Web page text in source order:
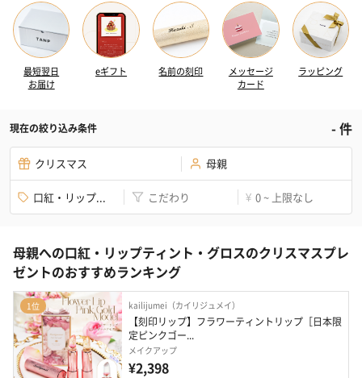
最短翌日
お届け
eギフト 名前の刻印
メッセージ
カード
ラッピング
現在の絞り込み条件 -件
クリスマス 母親
口紅・リップ... こだわり ¥ 0 ~ 上限なし
母親への口紅・リップティント・グロスのクリスマスプレ
ゼントのおすすめランキング
1位 kailijumei（カイリジュメイ）
【刻印リップ】フラワーティントリップ［日本限
定ピンクゴー...
メイクアップ
¥2,398